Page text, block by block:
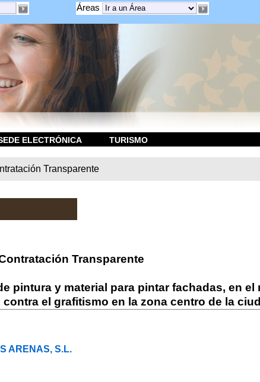
Áreas
ELECTRÓNICA TURISMO
Transparente
Transparente
pintura y material para pintar fachadas, en el
el grafitismo en la zona centro de la
ARENAS, S.L.